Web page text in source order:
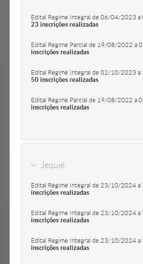
Edital Regime Integral de 06/04/2023
23 inscrições realizadas
Edital Regime Parcial de 19/08/2022 a
inscrições realizadas
Edital Regime Integral de 02/10/2023
50 inscrições realizadas
Edital Regime Parcial de 19/08/2022 a
inscrições realizadas
Jequié
Edital Regime Integral de 23/10/2024
inscrições realizadas
Edital Regime Integral de 23/10/2024
inscrições realizadas
Edital Regime Integral de 23/10/2024
inscrições realizadas